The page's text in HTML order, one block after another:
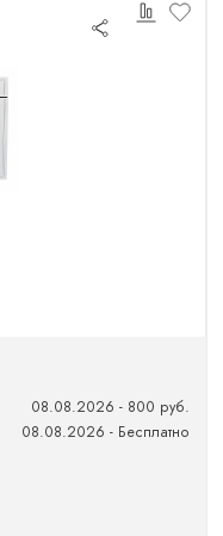
08.08.2026 - 800 руб.
08.08.2026 - Бесплатно